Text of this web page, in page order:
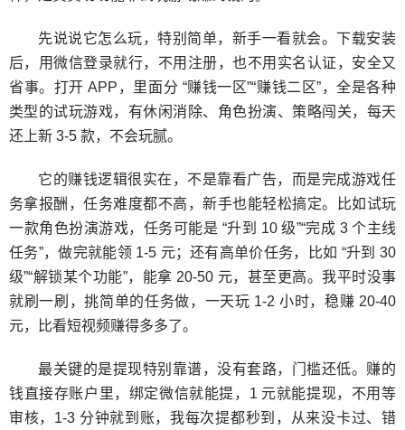
先说说它怎么玩，特别简单，新手一看就会。下载安装
后，用微信登录就行，不用注册，也不用实名认证，安全又
省事。打开 APP，里面分 “赚钱一区”“赚钱二区”，全是各种
类型的试玩游戏，有休闲消除、角色扮演、策略闯关，每天
还上新 3-5 款，不会玩腻。
它的赚钱逻辑很实在，不是靠看广告，而是完成游戏任
务拿报酬，任务难度都不高，新手也能轻松搞定。比如试玩
一款角色扮演游戏，任务可能是 “升到 10 级”“完成 3 个主线
任务”，做完就能领 1-5 元；还有高单价任务，比如 “升到 30
级”“解锁某个功能”，能拿 20-50 元，甚至更高。我平时没事
就刷一刷，挑简单的任务做，一天玩 1-2 小时，稳赚 20-40
元，比看短视频赚得多多了。
最关键的是提现特别靠谱，没有套路，门槛还低。赚的
钱直接存账户里，绑定微信就能提，1 元就能提现，不用等
审核，1-3 分钟就到账，我每次提都秒到，从来没卡过、错